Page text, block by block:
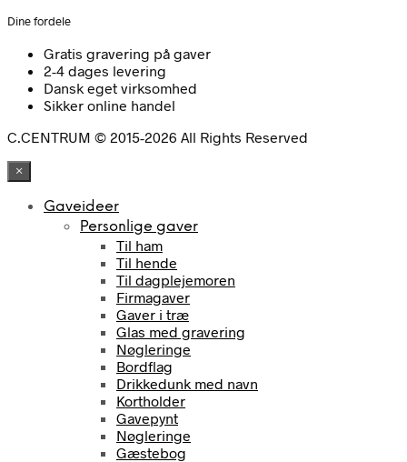
Dine fordele
Gratis gravering på gaver
2-4 dages levering
Dansk eget virksomhed
Sikker online handel
C.CENTRUM © 2015-2026 All Rights Reserved
×
Gaveideer
Personlige gaver
Til ham
Til hende
Til dagplejemoren
Firmagaver
Gaver i træ
Glas med gravering
Nøgleringe
Bordflag
Drikkedunk med navn
Kortholder
Gavepynt
Nøgleringe
Gæstebog